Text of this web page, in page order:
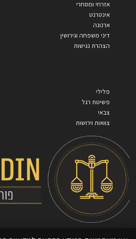
אזרחי ומסחרי
אינטרנט
ארנונה
דיני משפחה וגירושין
הצהרת נגישות
פלילי
פשיטת רגל
צבאי
צוואות וירושות